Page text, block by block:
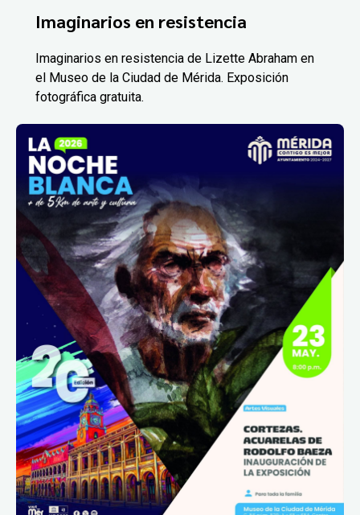
Imaginarios en resistencia
Imaginarios en resistencia de Lizette Abraham en
el Museo de la Ciudad de Mérida. Exposición
fotográfica gratuita.